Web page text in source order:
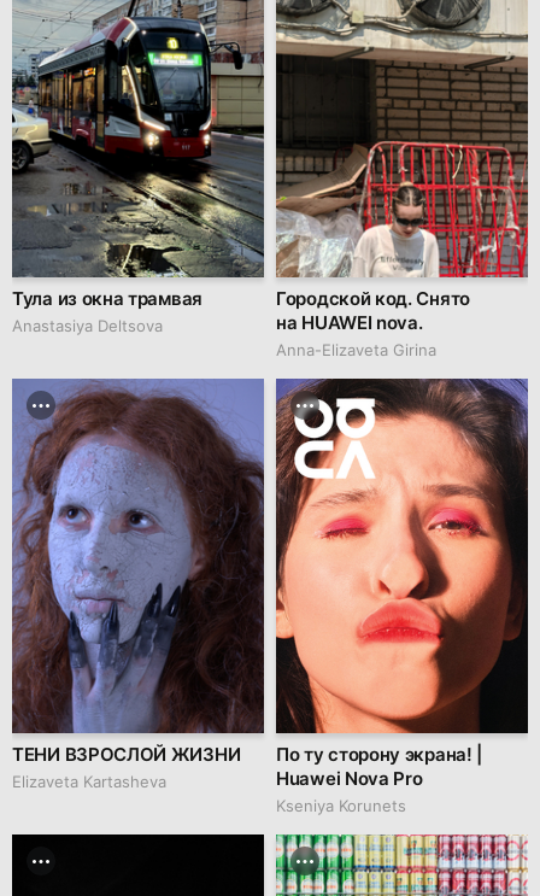
Тула из окна трамвая
Anastasiya Deltsova
Городской код. Снято
на HUAWEI nova.
Anna-Elizaveta Girina
ТЕНИ ВЗРОСЛОЙ ЖИЗНИ
Elizaveta Kartasheva
По ту сторону экрана! |
Huawei Nova Pro
Kseniya Korunets